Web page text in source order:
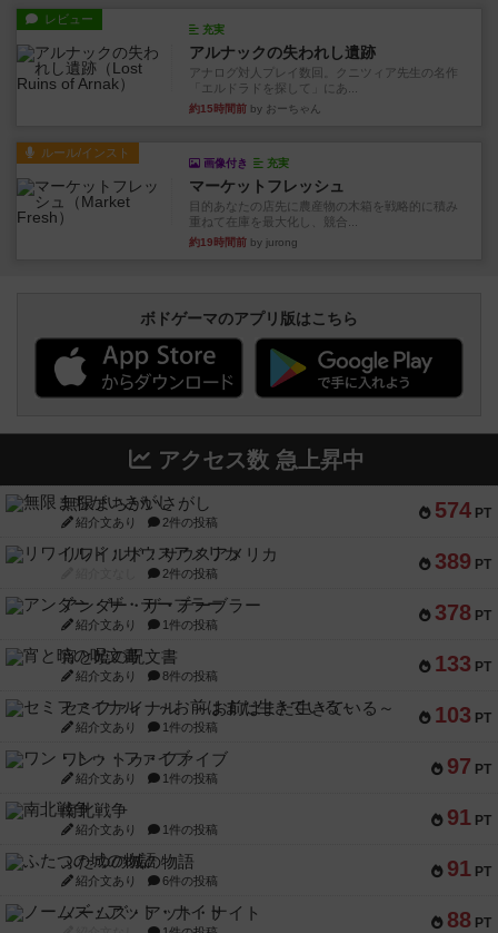
レビュー
充実
アルナックの失われし遺跡
アナログ対人プレイ数回。クニツィア先生の名作
「エルドラドを探して」にあ...
約15時間前 by おーちゃん
ルール/インスト
画像付き 充実
マーケットフレッシュ
目的あなたの店先に農産物の木箱を戦略的に積み
重ねて在庫を最大化し、競合...
約19時間前 by jurong
ボドゲーマのアプリ版はこちら
アクセス数 急上昇中
574 PT
無限まちがいさがし
紹介文あり 2件の投稿
389 PT
リワイルド：サウスアメリカ
2件の投稿
378 PT
アンダー・ザ・テーブラー
紹介文あり 1件の投稿
133 PT
宵と暁の呪文書
紹介文あり 8件の投稿
103 PT
セミファイナル ～お前はまだ生きている～
紹介文あり 1件の投稿
97 PT
ワン・トゥ・ファイブ
紹介文あり 1件の投稿
91 PT
南北戦争
紹介文あり 1件の投稿
91 PT
ふたつの城の物語
紹介文あり 6件の投稿
88 PT
ノームズ・アット・ナイト